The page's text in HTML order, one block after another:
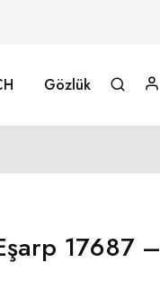
Gözlük
17687 –